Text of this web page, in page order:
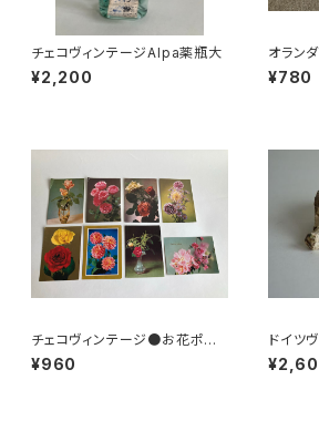
チェコヴィンテージAlpa薬瓶大
¥2,200
オラン
ーフプ
9
¥780
チェコヴィンテージ●お花ポスト
カード8枚組
¥960
ドイツ
小皿a